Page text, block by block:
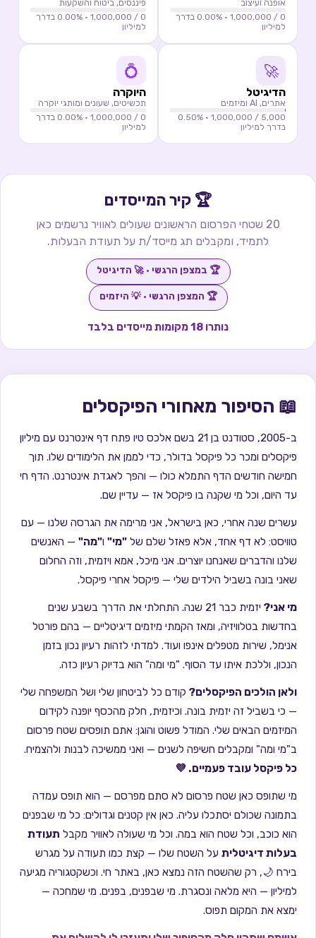
אופנה ועיצוב
0
/ 1,000,000 ·
0.00 % בדרך
למיליון
פיננסים, ביטוח והשקעות
0
/ 1,000,000 ·
0.00 % בדרך
למיליון
🚀
הדיגיטל
אתרים, AI ומיזמים
5,000
/ 1,000,000 ·
0.50%
בדרך למיליון
💍
היוקרה
תכשיטים, שעונים ומותגי יוקרה
0
/ 1,000,000 ·
0.00 % בדרך
למיליון
🏆 קיר המייסדים
20 שטחי הפרסום הראשונים שעולים לאוויר נרשמים כאן
לתמיד, ומקבלים תג מייסד/ת על תעודת הבעלות.
🏆 במצפן הרגשי ·
🚀 הדיגיטל
🏆 המצפן הרגשי ·
💡 היזמים
נותרו 18מקומות מייסדים בלבד
📖 הסיפור מאחורי הפיקסלים
ב-2005, סטודנט בן 21 בשם אלכס טיו פתח דף אינטרנט עם מיליון
פיקסלים ומכר כל פיקסל בדולר, כדי לממן את הלימודים שלו. תוך
חמישה חודשים הדף התמלא כולו — והפך לאגדת אינטרנט. הדף חי
עד היום, וכל מי שקנה בו פיקסל אז — עדיין שם.
עשרים שנה אחרי, כאן בישראל, אני מרימה את הגרסה שלנו — עם
טוויסט: לא דף אחד, אלא פאזל שלם של "מי" ו"מה" — האנשים
שלנו והדברים שאנחנו יוצרים. אני מיכל, אמא ויזמית, וזה החלום
שאני בונה בשביל הילדים שלי — פיקסל אחרי פיקסל.
מי אני?
יזמית כבר 21 שנה. התחלתי את הדרך בשבע שנים
בחדשות בטלוויזיה, ומאז הקמתי מיזמים דיגיטליים — בהם פורטל
אנימל, שירות מטפלים אינפו ועוד. למדתי לזהות רעיון נכון בזמן
הנכון, וללכת איתו עד הסוף. "מי ומה" הוא בדיוק רעיון כזה.
ולאן הולכים הפיקסלים? קודם כל לביטחון שלי ושל המשפחה שלי
— כי בשביל זה יזמית בונה. וכיזמית, חלק מהכסף יופנה לקידום
המיזמים הבאים שלי. המודל פשוט והוגן: אתם תופסים שטח פרסום
ב"מי ומה" ומקבלים חשיפה לשנים — ואני ממשיכה לבנות ולהצמיח.
כל פיקסל עובד פעמיים. 💜
מי שתופס כאן שטח פרסום לא סתם מפרסם — הוא תופס עמדה
בתמונה שכולם יסתכלו עליה. כאן אין קטנים וגדולים: כל מי שבפנים
הוא כוכב, וכל שטח הוא במה. וכל מי שעולה לאוויר מקבל תעודת
בעלות דיגיטלית על השטח שלו — קצת כמו תעודה על מגרש
בירח 🌙, רק שהשטח הזה נמצא כאן, באתר חי. וכשקטגוריה מגיעה
למיליון — היא מלאה ונסגרת. מי שבפנים, בפנים. מי שמחכה —
ימצא את המקום תפוס.